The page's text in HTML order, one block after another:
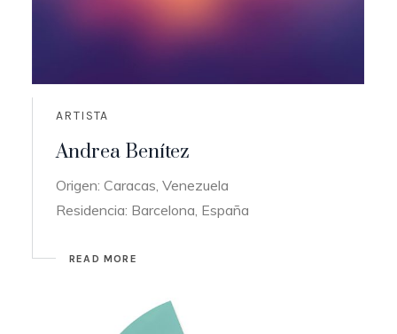
ARTISTA
Andrea Benítez
Origen: Caracas, Venezuela
Residencia: Barcelona, España
READ MORE